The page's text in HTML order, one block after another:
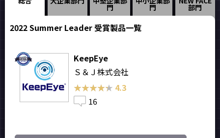
門 門 部門
2022 Summer Leader 受賞製品一覧
KeepEye
Ｓ＆Ｊ株式会社
★★★★★
★★★★★ 4.3
16